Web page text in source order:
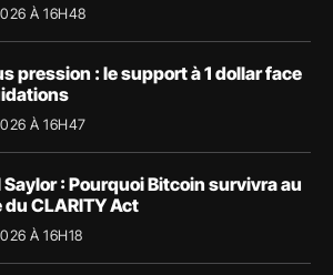
À 16H48
pression : le support à 1 dollar face
À 16H47
: Pourquoi Bitcoin survivra au
CLARITY Act
À 16H18